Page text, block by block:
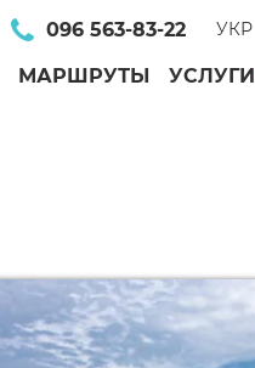
096 563-83-22 УКР
МАРШРУТЫ УСЛУГИ